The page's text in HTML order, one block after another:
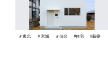
＃東北 ＃宮城 ＃仙台 #住宅 #新築